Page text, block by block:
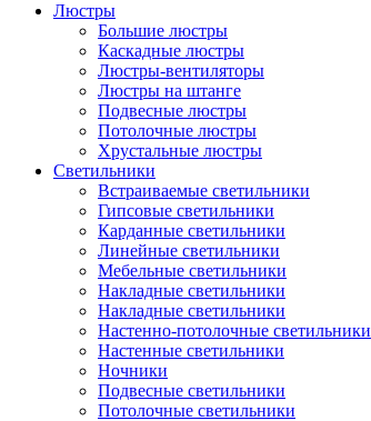
Люстры
Большие люстры
Каскадные люстры
Люстры-вентиляторы
Люстры на штанге
Подвесные люстры
Потолочные люстры
Хрустальные люстры
Светильники
Встраиваемые светильники
Гипсовые светильники
Карданные светильники
Линейные светильники
Мебельные светильники
Накладные светильники
Накладные светильники
Настенно-потолочные светильники
Настенные светильники
Ночники
Подвесные светильники
Потолочные светильники